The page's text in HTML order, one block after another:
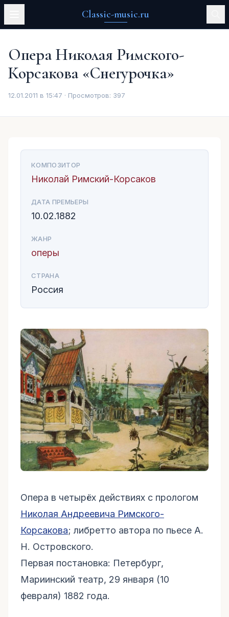
Classic-music.ru
Опера Николая Римского-
Корсакова «Снегурочка»
12.01.2011 в 15:47 · Просмотров: 397
КОМПОЗИТОР
Николай Римский-Корсаков
ДАТА ПРЕМЬЕРЫ
10.02.1882
ЖАНР
оперы
СТРАНА
Россия
Опера в четырёх действиях с прологом
Николая Андреевича Римского-
Корсакова; либретто автора по пьесе А.
Н. Островского.
Первая постановка: Петербург,
Мариинский театр, 29 января (10
февраля) 1882 года.